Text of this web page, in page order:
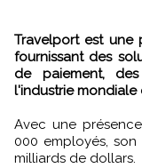
Travelport est une plateforme de Commerce de Voyage
fournissant des
de paiement,
l'industrie mondiale
Avec une
000 employés,
milliards de dollars.